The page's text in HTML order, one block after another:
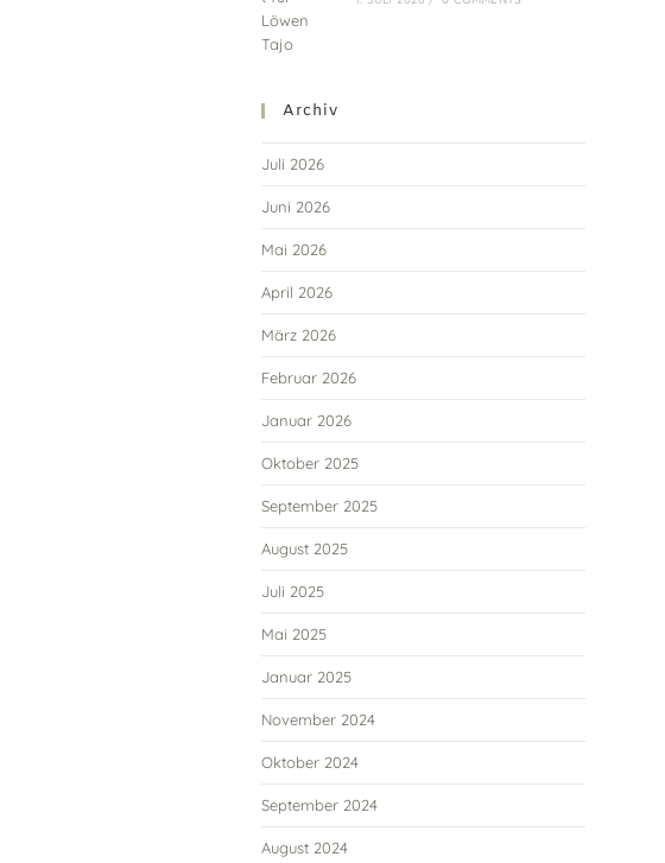
Archiv
Juli 2026
Juni 2026
Mai 2026
April 2026
März 2026
Februar 2026
Januar 2026
Oktober 2025
September 2025
August 2025
Juli 2025
Mai 2025
Januar 2025
November 2024
Oktober 2024
September 2024
August 2024